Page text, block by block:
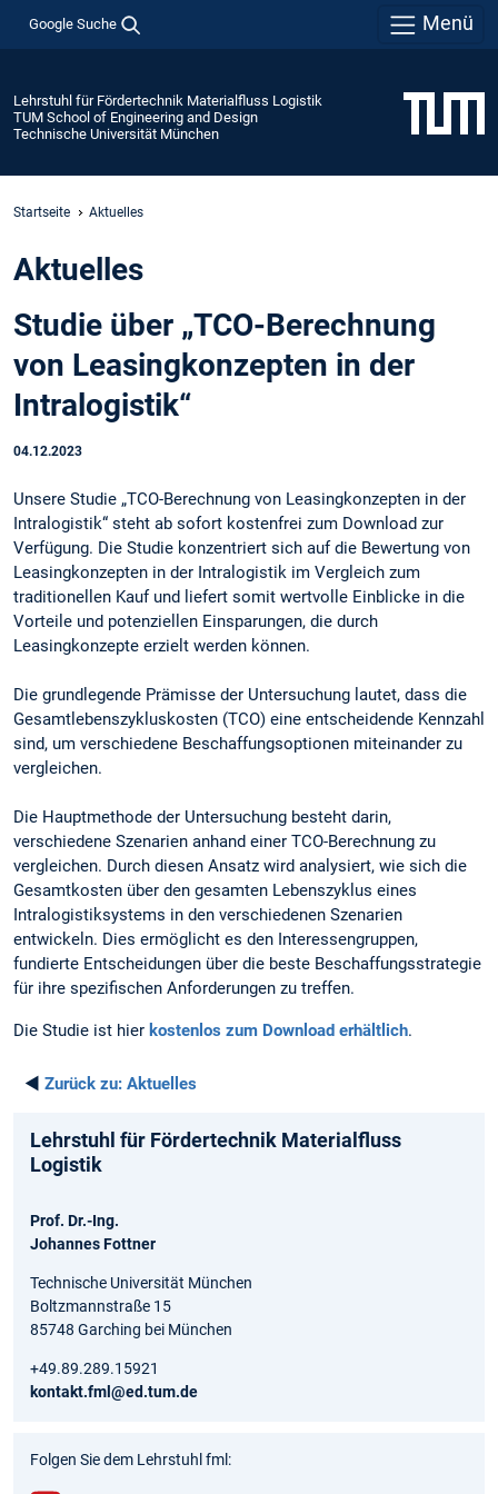
Google Suche Menü
Lehrstuhl für Fördertechnik Materialfluss Logistik
TUM School of Engineering and Design
Technische Universität München
Startseite Aktuelles
Aktuelles
Studie über „TCO-Berechnung
von Leasingkonzepten in der
Intralogistik“
04.12.2023
Unsere Studie „TCO-Berechnung von Leasingkonzepten in der
Intralogistik“ steht ab sofort kostenfrei zum Download zur
Verfügung. Die Studie konzentriert sich auf die Bewertung von
Leasingkonzepten in der Intralogistik im Vergleich zum
traditionellen Kauf und liefert somit wertvolle Einblicke in die
Vorteile und potenziellen Einsparungen, die durch
Leasingkonzepte erzielt werden können.
Die grundlegende Prämisse der Untersuchung lautet, dass die
Gesamtlebenszykluskosten (TCO) eine entscheidende Kennzahl
sind, um verschiedene Beschaffungsoptionen miteinander zu
vergleichen.
Die Hauptmethode der Untersuchung besteht darin,
verschiedene Szenarien anhand einer TCO-Berechnung zu
vergleichen. Durch diesen Ansatz wird analysiert, wie sich die
Gesamtkosten über den gesamten Lebenszyklus eines
Intralogistiksystems in den verschiedenen Szenarien
entwickeln. Dies ermöglicht es den Interessengruppen,
fundierte Entscheidungen über die beste Beschaffungsstrategie
für ihre spezifischen Anforderungen zu treffen.
Die Studie ist hier kostenlos zum Download erhältlich.
◄ Zurück zu: Aktuelles
Lehrstuhl für Fördertechnik Materialfluss
Logistik
Prof. Dr.-Ing.
Johannes Fottner
Technische Universität München
Boltzmannstraße 15
85748 Garching bei München
+49.89.289.15921
kontakt.fml@ed.tum.de
Folgen Sie dem Lehrstuhl fml: